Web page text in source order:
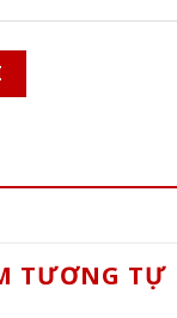
TƯƠNG TỰ